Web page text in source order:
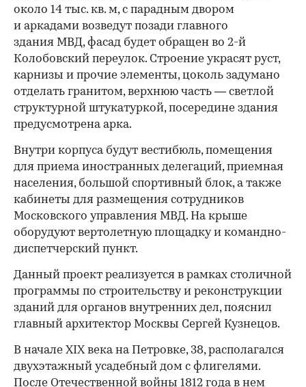
около 14 тыс. кв. м, с парадным двором
и аркадами возведут позади главного
здания МВД, фасад будет обращен во 2-й
Колобовский переулок. Строение украсят руст,
карнизы и прочие элементы, цоколь задумано
отделать гранитом, верхнюю часть — светлой
структурной штукатуркой, посередине здания
предусмотрена арка.
Внутри корпуса будут вестибюль, помещения
для приема иностранных делегаций, приемная
населения, большой спортивный блок, а также
кабинеты для размещения сотрудников
Московского управления МВД. На крыше
оборудуют вертолетную площадку и командно-
диспетчерский пункт.
Данный проект реализуется в рамках столичной
программы по строительству и реконструкции
зданий для органов внутренних дел, пояснил
главный архитектор Москвы Сергей Кузнецов.
В начале XIX века на Петровке, 38, располагался
двухэтажный усадебный дом с флигелями.
После Отечественной войны 1812 года в нем